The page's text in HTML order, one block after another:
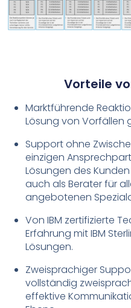
Vorteile
Marktführende
Lösung von Vorfällen
Support ohne
einzigen
Lösungen des
auch als Berater für
angebotenen
Von IBM zertifizierte
Erfahrung mit IBM
Lösungen.
Zweisprachiger
vollständig
effektive